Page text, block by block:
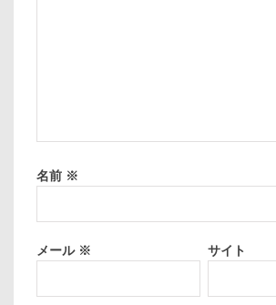
名前 ※
メール ※ サイト